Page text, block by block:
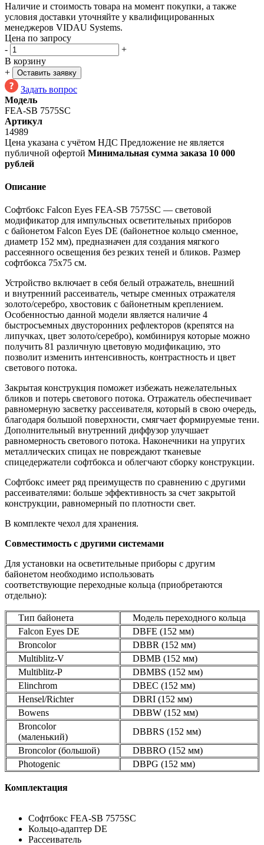
Наличие и стоимость товара на момент покупки, а также
условия доставки уточняйте у квалифицированных
менеджеров VIDAU Systems.
Цена по запросу
-
+
В корзину
+
Оставить заявку
Задать вопрос
Модель
FEA-SB 7575SC
Артикул
14989
Цена указана с учётом НДС Предложение не является
публичной офертой Минимальная сумма заказа 10 000
рублей
Описание
Софтбокс Falcon Eyes FEA-SB 7575SC — световой
модификатор для импульсных осветительных приборов
с байонетом Falcon Eyes DE (байонетное кольцо сменное,
диаметр 152 мм), предназначен для создания мягкого
рассеянного освещения без резких теней и бликов. Размер
софтбокса 75х75 см.
Устройство включает в себя белый отражатель, внешний
и внутренний рассеиватель, четыре сменных отражателя
золото/серебро, хвостовик с байонетным креплением.
Особенностью данной модели является наличие 4
быстросъемных двусторонних рефлекторов (крепятся на
липучках, цвет золото/серебро), комбинируя которые можно
получить 81 различную цветовую модификацию, это
позволит изменить интенсивность, контрастность и цвет
светового потока.
Закрытая конструкция поможет избежать нежелательных
бликов и потерь светового потока. Отражатель обеспечивает
равномерную засветку рассеивателя, который в свою очередь,
благодаря большой поверхности, смягчает формируемые тени.
Дополнительный внутренний диффузор улучшает
равномерность светового потока. Наконечники на упругих
металлических спицах не повреждают тканевые
спицедержатели софтбокса и облегчают сборку конструкции.
Софтбокс имеет ряд преимуществ по сравнению с другими
рассеивателями: больше эффективность за счет закрытой
конструкции, равномерный по плотности свет.
В комплекте чехол для хранения.
Совместимость с другими системами
Для установки на осветительные приборы с другим
байонетом необходимо использовать
соответствующие переходные кольца (приобретаются
отдельно):
Тип байонета
Модель переходного кольца
Falcon Eyes DE
DBFE (152 мм)
Broncolor
DBBR (152 мм)
Multiblitz-V
DBMB (152 мм)
Multiblitz-P
DBMBS (152 мм)
Elinchrom
DBEC (152 мм)
Hensel/Richter
DBRI (152 мм)
Bowens
DBBW (152 мм)
Broncolor
(маленький)
DBBRS (152 мм)
Broncolor (большой)
DBBRO (152 мм)
Photogenic
DBPG (152 мм)
Комплектация
Софтбокс FEA-SB 7575SC
Кольцо-адаптер DE
Рассеиватель